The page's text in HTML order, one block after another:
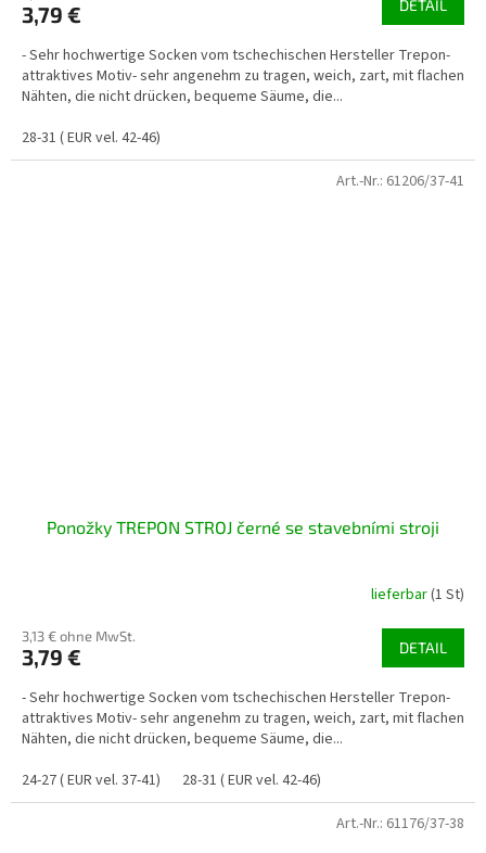
3,79 € DETAIL
- Sehr hochwertige Socken vom tschechischen Hersteller Trepon-
attraktives Motiv- sehr angenehm zu tragen, weich, zart, mit flachen
Nähten, die nicht drücken, bequeme Säume, die...
28-31 ( EUR vel. 42-46)
Ponožky TREPON STROJ černé se stavebními stroji
lieferbar(1 St)
3,13 € ohne MwSt.
3,79 € DETAIL
- Sehr hochwertige Socken vom tschechischen Hersteller Trepon-
attraktives Motiv- sehr angenehm zu tragen, weich, zart, mit flachen
Nähten, die nicht drücken, bequeme Säume, die...
24-27 ( EUR vel. 37-41)
28-31 ( EUR vel. 42-46)
Art.-Nr.: 61206/37-41
Art.-Nr.: 61176/37-38